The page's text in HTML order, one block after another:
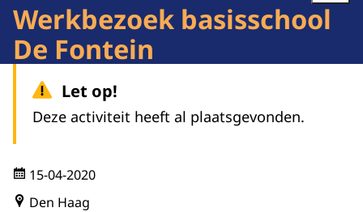
Werkbezoek basisschool
De Fontein
Let op!
Deze activiteit heeft al plaatsgevonden.
15-04-2020
Den Haag